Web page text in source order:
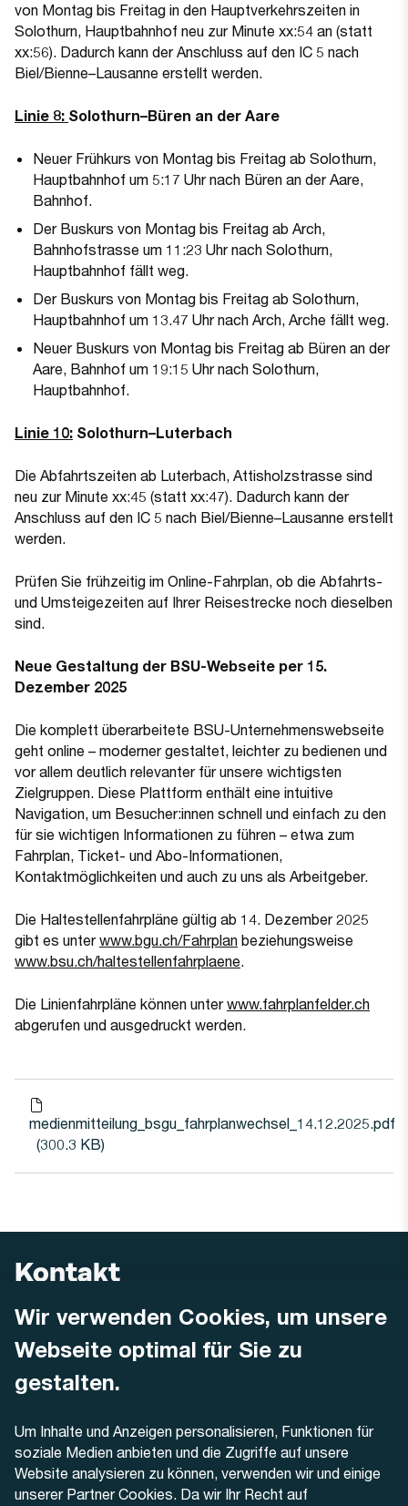
Wir verwenden Cookies, um unsere
Webseite optimal für Sie zu
gestalten.
Um Inhalte und Anzeigen personalisieren, Funktionen für
soziale Medien anbieten und die Zugriffe auf unsere
Website analysieren zu können, verwenden wir und einige
unserer Partner Cookies. Da wir Ihr Recht auf
von Montag bis Freitag in den Hauptverkehrszeiten in
Solothurn, Hauptbahnhof neu zur Minute xx:54 an (statt
xx:56). Dadurch kann der Anschluss auf den IC 5 nach
Biel/Bienne–Lausanne erstellt werden.
Linie 8: (Öffnet in einem neuen Tab oder Fenster)
Solothurn–Büren an der Aare
Neuer Frühkurs von Montag bis Freitag ab Solothurn,
Hauptbahnhof um 5:17 Uhr nach Büren an der Aare,
Bahnhof.
Der Buskurs von Montag bis Freitag ab Arch,
Bahnhofstrasse um 11:23 Uhr nach Solothurn,
Hauptbahnhof fällt weg.
Der Buskurs von Montag bis Freitag ab Solothurn,
Hauptbahnhof um 13.47 Uhr nach Arch, Arche fällt weg.
Neuer Buskurs von Montag bis Freitag ab Büren an der
Aare, Bahnhof um 19:15 Uhr nach Solothurn,
Hauptbahnhof.
Linie 10: Solothurn–Luterbach
Die Abfahrtszeiten ab Luterbach, Attisholzstrasse sind
neu zur Minute xx:45 (statt xx:47). Dadurch kann der
Anschluss auf den IC 5 nach Biel/Bienne–Lausanne erstellt
werden.
Prüfen Sie frühzeitig im Online-Fahrplan, ob die Abfahrts-
und Umsteigezeiten auf Ihrer Reisestrecke noch dieselben
sind.
Neue Gestaltung der BSU-Webseite per 15.
Dezember 2025
Die komplett überarbeitete BSU-Unternehmenswebseite
geht online – moderner gestaltet, leichter zu bedienen und
vor allem deutlich relevanter für unsere wichtigsten
Zielgruppen. Diese Plattform enthält eine intuitive
Navigation, um Besucher:innen schnell und einfach zu den
für sie wichtigen Informationen zu führen – etwa zum
Fahrplan, Ticket- und Abo-Informationen,
Kontaktmöglichkeiten und auch zu uns als Arbeitgeber.
Die Haltestellenfahrpläne gültig ab 14. Dezember 2025
gibt es unterwww.bgu.ch/Fahrplan(Öffnet in einem neuen
beziehungsweise
www.bsu.ch/haltestellenfahrplaene.
Die Linienfahrpläne können unterwww.fahrplanfelder.ch
abgerufen und ausgedruckt werden.
medienmitteilung_bsgu_fahrplanwechsel_14.12.2025.pdf
(300.3 KB)
Kontakt
AREMO
Dornacherstrasse 48
4500 Solothurn
+41 32 622 37 22
Kontaktformular